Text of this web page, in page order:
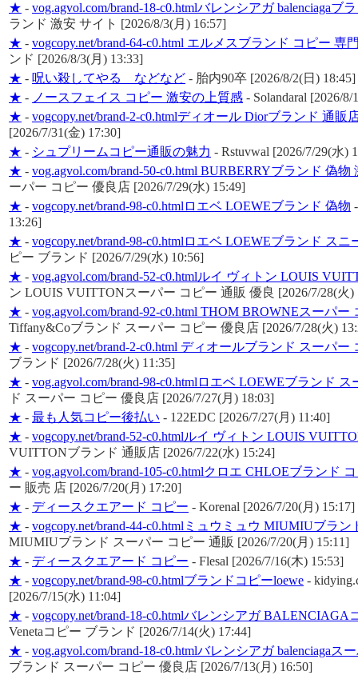
★ - vog.agvol.com/brand-18-c0.htmlバレンシアガ balenciagaブ
ランド 激安 サイト [2026/8/3(月) 16:57]
★ - vogcopy.net/brand-64-c0.html エルメスブランド コピー 専
ンド [2026/8/3(月) 13:33]
★ - 呪い殺してやる などなど - 胎内90卒 [2026/8/2(日) 18:45]
★ - ノースフェイス コピー 激安の上質感 - Solandaral [2026/8/
★ - vogcopy.net/brand-2-c0.htmlディオール Diorブランド 通販
[2026/7/31(金) 17:30]
★ - シュプリームコピー通販の魅力 - Rstuvwal [2026/7/29(水)
★ - vog.agvol.com/brand-50-c0.html BURBERRYブランド 偽物
ーパー コピー 優良店 [2026/7/29(水) 15:49]
★ - vogcopy.net/brand-98-c0.htmlロエベ LOEWEブランド 偽物
13:26]
★ - vogcopy.net/brand-98-c0.htmlロエベ LOEWEブランド スニ
ピー ブランド [2026/7/29(水) 10:56]
★ - vog.agvol.com/brand-52-c0.htmlルイ ヴィトン LOUIS
ン LOUIS VUITTONスーパー コピー 通販 優良 [2026/7/28(火)
★ - vog.agvol.com/brand-92-c0.html THOM BROWNEスーパ
Tiffany&Coブランド スーパー コピー 優良店 [2026/7/28(火)
★ - vogcopy.net/brand-2-c0.html ディオールブランド スーパー
ブランド [2026/7/28(火) 11:35]
★ - vog.agvol.com/brand-98-c0.htmlロエベ LOEWEブランド
ド スーパー コピー 優良店 [2026/7/27(月) 18:03]
★ - 最も人気コピー後払い - 122EDC [2026/7/27(月) 11:40]
★ - vogcopy.net/brand-52-c0.htmlルイ ヴィトン LOUIS
VUITTONブランド 通販店 [2026/7/22(水) 15:24]
★ - vog.agvol.com/brand-105-c0.htmlクロエ CHLOEブランド
ー 販売 店 [2026/7/20(月) 17:20]
★ - ディースクエアード コピー - Korenal [2026/7/20(月) 15:17]
★ - vogcopy.net/brand-44-c0.htmlミュウミュウ MIUMIUブラ
MIUMIUブランド スーパー コピー 通販 [2026/7/20(月) 15:11]
★ - ディースクエアード コピー - Flesal [2026/7/16(木) 15:53]
★ - vogcopy.net/brand-98-c0.htmlブランドコピーloewe -
[2026/7/15(水) 11:04]
★ - vogcopy.net/brand-18-c0.htmlバレンシアガ BALENCIAGA
Venetaコピー ブランド [2026/7/14(火) 17:44]
★ - vog.agvol.com/brand-18-c0.htmlバレンシアガ balenciagaス
ブランド スーパー コピー 優良店 [2026/7/13(月) 16:50]